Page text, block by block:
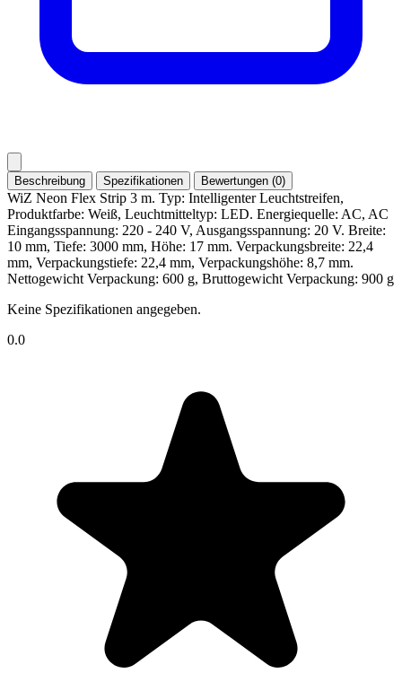
Beschreibung Spezifikationen Bewertungen (0)
WiZ Neon Flex Strip 3 m. Typ: Intelligenter Leuchtstreifen,
Produktfarbe: Weiß, Leuchtmitteltyp: LED. Energiequelle: AC, AC
Eingangsspannung: 220 - 240 V, Ausgangsspannung: 20 V. Breite:
10 mm, Tiefe: 3000 mm, Höhe: 17 mm. Verpackungsbreite: 22,4
mm, Verpackungstiefe: 22,4 mm, Verpackungshöhe: 8,7 mm.
Nettogewicht Verpackung: 600 g, Bruttogewicht Verpackung: 900 g
Keine Spezifikationen angegeben.
0.0